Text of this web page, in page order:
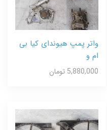
واتر پمپ هیوندای کیا بی
ام و
5,880,000 تومان